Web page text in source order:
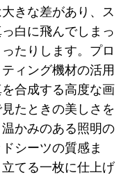
きな差があり、ス
白に飛んでしまっ
たりします。プロ
ィング機材の活用
合成する高度な画
たときの美しさを
かみのある照明の
シーツの質感ま
てる一枚に仕上げ